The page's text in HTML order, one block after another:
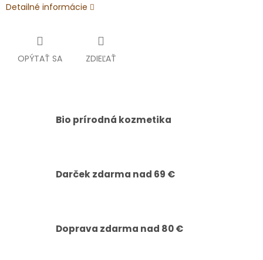
Detailné informácie
OPÝTAŤ SA ZDIEĽAŤ
Bio prírodná kozmetika
Darček zdarma nad 69 €
Doprava zdarma nad 80 €